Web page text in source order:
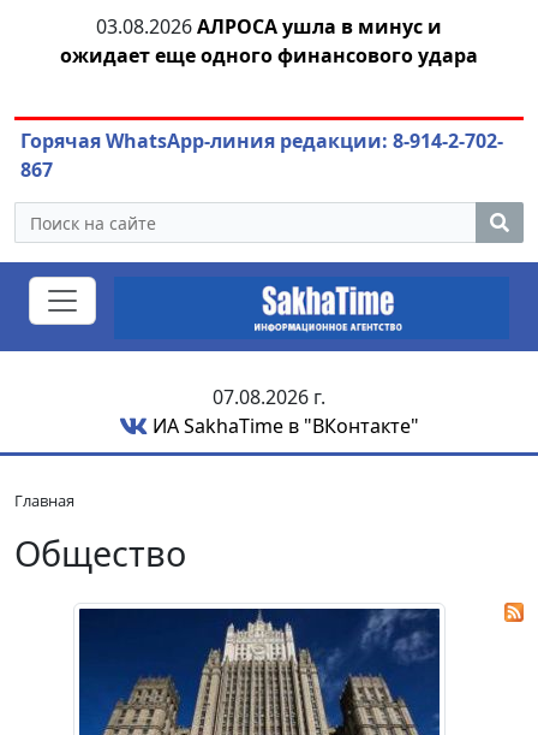
04.08.2026Маринычев у Путина: смотрины
или антикризисный разбор?
Горячая WhatsApp-линия редакции: 8-914-2-702-
867
07.08.2026 г.
ИА SakhaTime в "ВКонтакте"
Главная
Общество